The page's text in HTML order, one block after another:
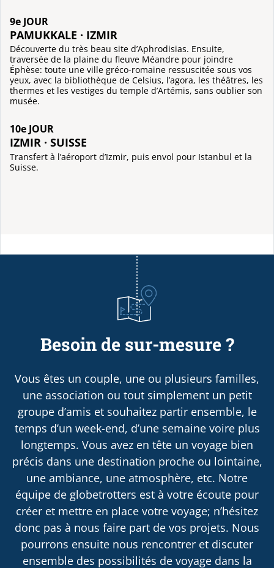
9e JOUR
PAMUKKALE · IZMIR
Découverte du très beau site d’Aphrodisias. Ensuite,
traversée de la plaine du fleuve Méandre pour joindre
Éphèse: toute une ville gréco-romaine ressuscitée sous vos
yeux, avec la bibliothèque de Celsius, l’agora, les théâtres, les
thermes et les vestiges du temple d’Artémis, sans oublier son
musée.
10e JOUR
IZMIR · SUISSE
Transfert à l’aéroport d’Izmir, puis envol pour Istanbul et la
Suisse.
Besoin de sur-mesure ?
Vous êtes un couple, une ou plusieurs familles,
une association ou tout simplement un petit
groupe d’amis et souhaitez partir ensemble, le
temps d’un week-end, d’une semaine voire plus
longtemps. Vous avez en tête un voyage bien
précis dans une destination proche ou lointaine,
une ambiance, une atmosphère, etc. Notre
équipe de globetrotters est à votre écoute pour
créer et mettre en place votre voyage; n’hésitez
donc pas à nous faire part de vos projets. Nous
pourrons ensuite nous rencontrer et discuter
ensemble des possibilités de voyage dans la